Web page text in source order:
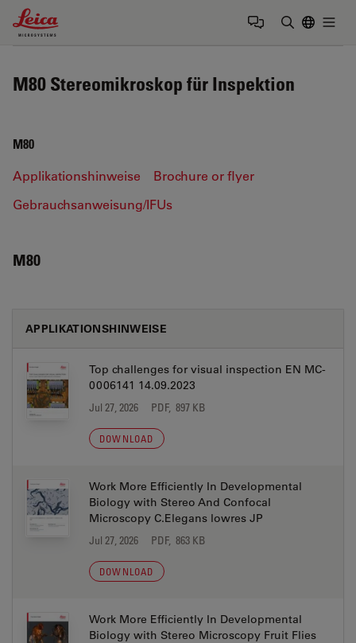
Leica Microsystems Logo
M80 Stereomikroskop für Inspektion
M80
Applikationshinweise
Brochure or flyer
Gebrauchsanweisung/IFUs
M80
APPLIKATIONSHINWEISE
Top challenges for visual inspection EN MC-
0006141 14.09.2023
Jul 27, 2026 PDF, 897 KB
DOWNLOAD
Work More Efficiently In Developmental
Biology with Stereo And Confocal
Microscopy C.Elegans lowres JP
Jul 27, 2026 PDF, 863 KB
DOWNLOAD
Work More Efficiently In Developmental
Biology with Stereo Microscopy Fruit Flies